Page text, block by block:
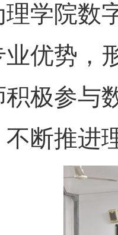
学院数
优势，
极参与
断推进